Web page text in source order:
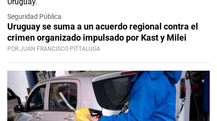
Seguridad Pública
Uruguay se suma a un acuerdo regional contra el
crimen organizado impulsado por Kast y Milei
POR JUAN FRANCISCO PITTALUGA